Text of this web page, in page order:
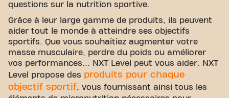
questions sur la nutrition sportive.
Grâce à leur large gamme de produits, ils peuvent
aider tout le monde à atteindre ses objectifs
sportifs. Que vous souhaitiez augmenter votre
masse musculaire, perdre du poids ou améliorer
vos performances... NXT Level peut vous aider. NXT
Level propose des produits pour chaque
objectif sportif, vous fournissant ainsi tous les